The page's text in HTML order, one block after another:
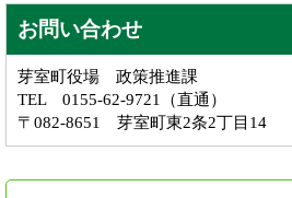
お問い合わせ
芽室町役場 政策推進課
TEL 0155-62-9721（直通）
〒082-8651 芽室町東2条2丁目14